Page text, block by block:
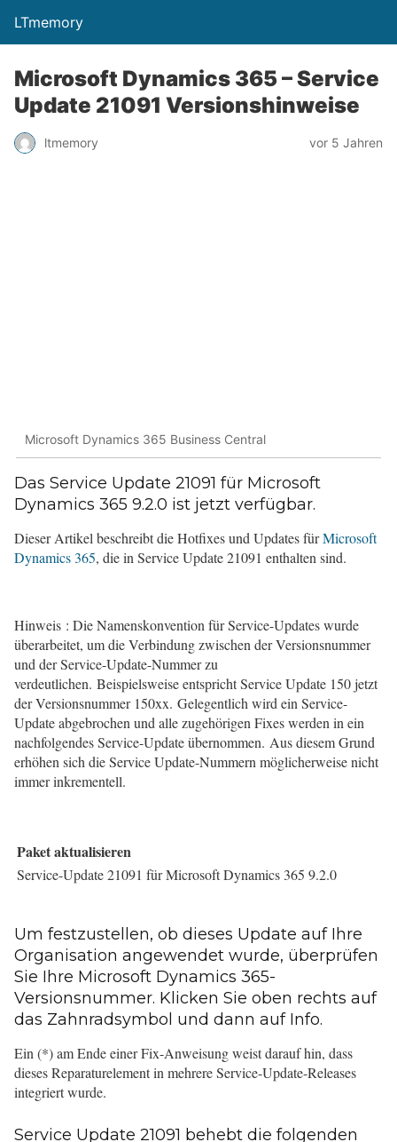
LTmemory
Microsoft Dynamics 365 – Service
Update 21091 Versionshinweise
ltmemory vor 5 Jahren
Microsoft Dynamics 365 Business Central
Das Service Update 21091 für Microsoft
Dynamics 365 9.2.0 ist jetzt verfügbar.
Dieser Artikel beschreibt die Hotfixes und Updates fürMicrosoft
Dynamics 365, die in Service Update 21091 enthalten sind.
Hinweis : Die Namenskonvention für Service-Updates wurde
überarbeitet, um die Verbindung zwischen der Versionsnummer
und der Service-Update-Nummer zu
verdeutlichen. Beispielsweise entspricht Service Update 150 jetzt
der Versionsnummer 150xx. Gelegentlich wird ein Service-
Update abgebrochen und alle zugehörigen Fixes werden in ein
nachfolgendes Service-Update übernommen. Aus diesem Grund
erhöhen sich die Service Update-Nummern möglicherweise nicht
immer inkrementell.
Paket aktualisieren
Service-Update 21091 für Microsoft Dynamics 365 9.2.0
Um festzustellen, ob dieses Update auf Ihre
Organisation angewendet wurde, überprüfen
Sie Ihre Microsoft Dynamics 365-
Versionsnummer. Klicken Sie oben rechts auf
das Zahnradsymbol und dann auf Info.
Ein (*) am Ende einer Fix-Anweisung weist darauf hin, dass
dieses Reparaturelement in mehrere Service-Update-Releases
integriert wurde.
Service Update 21091 behebt die folgenden